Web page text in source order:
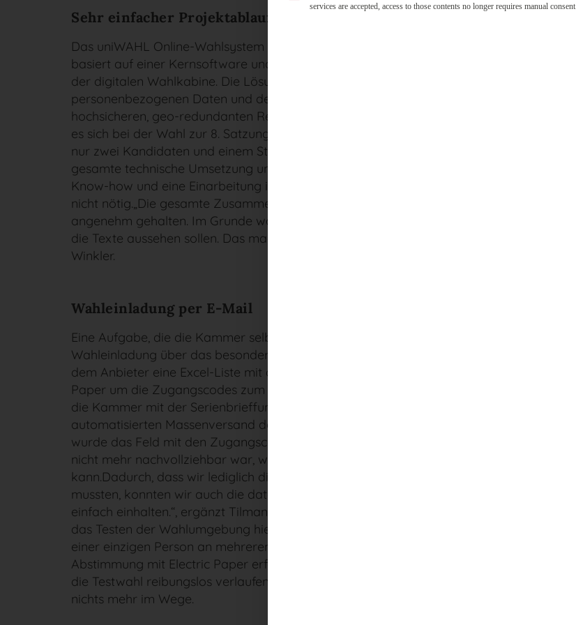
Sehr einfacher Projektablauf
Das uniWAHL Online-Wahlsystem (OWS) der Electric Paper Informationssysteme GmbH
basiert auf einer Kernsoftware und einer leistungsfähigen Open-Source-Komponente,
der digitalen Wahlkabine. Die Lösung ermöglicht eine strikte Trennung von
personenbezogenen Daten und dem elektronischen Stimmzettel und wird in einem
hochsicheren, geo-redundanten Rechenzentrum der Deutschen Telekom betrieben.Da
es sich bei der Wahl zur 8. Satzungsversammlung um eine sehr überschaubare Wahl mit
nur zwei Kandidaten und einem Stimmzettel handelte, hat Electric Paper kurzerhand die
gesamte technische Umsetzung und Steuerung der Wahl übernommen. Spezielles IT-
Know-how und eine Einarbeitung in die Wahlsoftware war für die RAK Freiburg somit
nicht nötig.„Die gesamte Zusammenarbeit war extrem niederschwellig, super simpel und
angenehm gehalten. Im Grunde war mit dem Anbieter nur zu klären, wie die Seite und
die Texte aussehen sollen. Das macht Wählen quasi zu einer Nebensache.“, lobt Tilman
Winkler.
Wahleinladung per E-Mail
Eine Aufgabe, die die Kammer selbst übernommen hat, war der Versand der
Wahleinladung über das besondere elektronische Anwaltspostfach (beA). Hierzu wurde
dem Anbieter eine Excel-Liste mit den Mitgliedsnummern bereitgestellt, die Electric
Paper um die Zugangscodes zum digitalen Wahlraum ergänzt hat. Im Anschluss konnte
die Kammer mit der Serienbrieffunktion der internen Personenverwaltungssoftware den
automatisierten Massenversand der Zugangsdaten vorbereiten und starten. Danach
wurde das Feld mit den Zugangscodes sofort wieder aus der Tabelle gelöscht, sodass
nicht mehr nachvollziehbar war, welches Mitglied mit welchem Passwort wählen
kann.Dadurch, dass wir lediglich die Mitgliedsnummern an den Anbieter übermitteln
mussten, konnten wir auch die datenschutzrechtlichen Vorschriften in der Praxis äußerst
einfach einhalten.“, ergänzt Tilman Winkler. Selbst der Zeit- und Personalaufwand für
das Testen der Wahlumgebung hielt sich für die Kammer in Grenzen, da sich dies von
einer einzigen Person an mehreren unterschiedlichen Rechnern bewerkstelligen ließ. Die
Abstimmung mit Electric Paper erfolgte dabei unkompliziert über Videocall. Nachdem
die Testwahl reibungslos verlaufen war, stand der Wahl zur Satzungsversammlung
nichts mehr im Wege.
services are accepted, access to those contents no longer requires manual consent.